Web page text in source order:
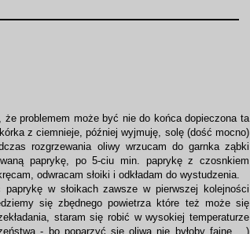
problemem może być nie do końca dopieczona ta
z ciemnieje, później wyjmuję, solę (dość mocno)
rozgrzewania oliwy wrzucam do garnka ząbki
paprykę, po 5-ciu min. paprykę z czosnkiem
odwracam słoiki i odkładam do wystudzenia.
w słoikach zawsze w pierwszej kolejności
się zbędnego powietrza które też może się
staram się robić w wysokiej temperaturze
- bo poparzyć się oliwą nie byłoby fajne ...)